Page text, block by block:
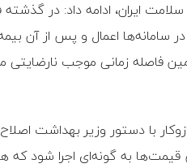
ایران، ادامه داد: در
سامانه‌ها اعمال و پس از آن
فاصله زمانی موجب نارضایتی
با دستور وزیر بهداشت
قیمت‌ها به گونه‌ای اجرا شود